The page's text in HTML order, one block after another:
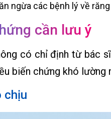
ngừa các bệnh lý về
cần lưu ý
có chỉ định từ bác
biến chứng khó lường
chịu